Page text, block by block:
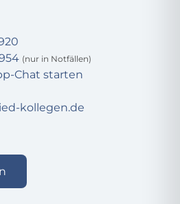
(nur in Notfällen)
Chat starten
kollegen.de